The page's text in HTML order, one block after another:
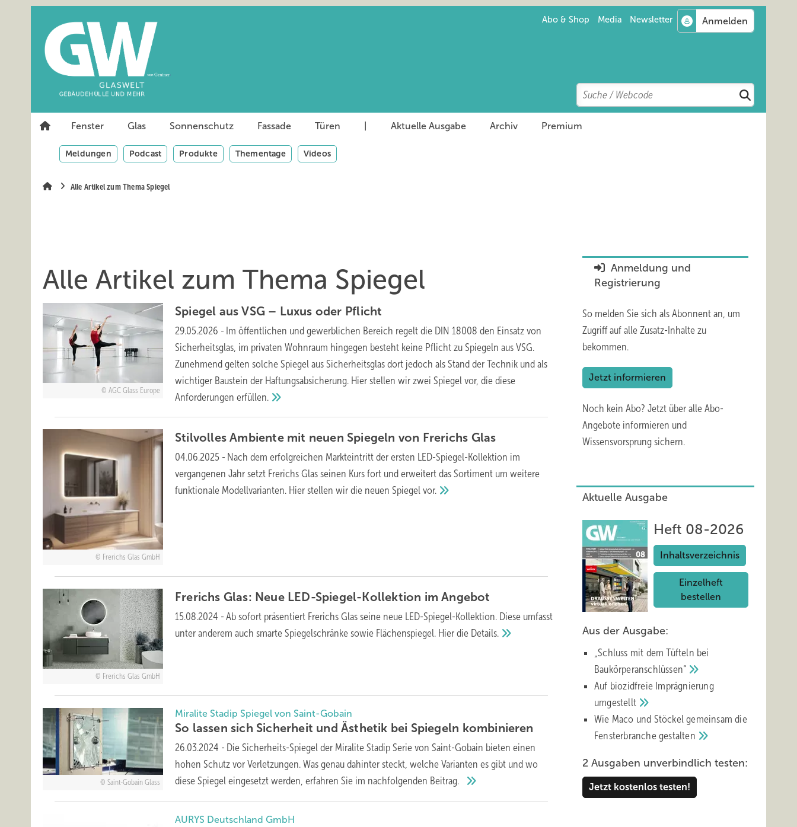
Abo & Shop Media Newsletter
Search
Suchen
Fenster Glas Sonnenschutz Fassade Türen Aktuelle Ausgabe Archiv Premium
Meldungen Podcast Produkte Thementage Videos
Alle Artikel zum Thema Spiegel
Alle Artikel zum Thema Spiegel
AGC Glass Europe
Spiegel aus VSG – Luxus oder Pflicht
29.05.2026 - Im öffentlichen und gewerblichen Bereich regelt die DIN 18008 den Einsatz von
Sicherheitsglas, im privaten Wohnraum hingegen besteht keine Pflicht zu Spiegeln aus VSG.
Zunehmend gelten solche Spiegel aus Sicherheitsglas dort jedoch als Stand der Technik und als
wichtiger Baustein der Haftungsabsicherung. Hier stellen wir zwei Spiegel vor, die diese
Anforderungenerfüllen.
Frerichs Glas GmbH
Stilvolles Ambiente mit neuen Spiegeln von Frerichs Glas
04.06.2025 - Nach dem erfolgreichen Markteintritt der ersten LED-Spiegel-Kollektion im
vergangenen Jahr setzt Frerichs Glas seinen Kurs fort und erweitert das Sortiment um weitere
funktionale Modellvarianten. Hier stellen wir die neuen Spiegelvor.
Frerichs Glas GmbH
Frerichs Glas: Neue LED-Spiegel-Kollektion imAngebot
15.08.2024 - Ab sofort präsentiert Frerichs Glas seine neue LED-Spiegel-Kollektion. Diese umfasst
unter anderem auch smarte Spiegelschränke sowie Flächenspiegel. Hier die Details.
Saint-Gobain Glass
Miralite Stadip Spiegel von Saint-Gobain
So lassen sich Sicherheit und Ästhetik bei Spiegeln kombinieren
26.03.2024 - Die Sicherheits-Spiegel der Miralite Stadip Serie von Saint-Gobain bieten einen
hohen Schutz vor Verletzungen. Was genau dahinter steckt, welche Varianten es gibt und wo
diese Spiegel eingesetzt werden, erfahren Sie im nachfolgenden Beitrag.
AURYS Deutschland GmbH
Anmeldung und
Registrierung
So melden Sie sich als Abonnent an, um
Zugriff auf alle Zusatz-Inhalte zu
bekommen.
Jetzt informieren
Noch kein Abo? Jetzt über alle Abo-
Angebote informieren und
Wissensvorsprung sichern.
Aktuelle Ausgabe
Heft 08-2026
Inhaltsverzeichnis
Einzelheft
bestellen
Aus der Ausgabe:
„Schluss mit d em Tüfteln bei
Baukörperanschlüssen“
Auf biozidfreie Imprägnierung
umgestellt
Wie Maco und Stöckel gemeinsam die
Fensterbranche gestalten
2 Ausgaben unverbindlich testen:
Jetzt kostenlos testen!